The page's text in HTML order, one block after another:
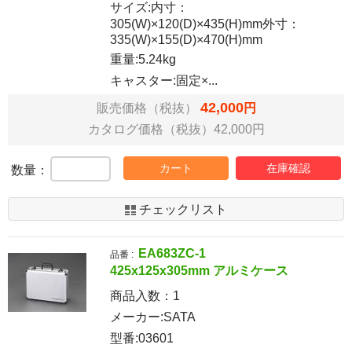
サイズ:内寸：
305(W)×120(D)×435(H)mm外寸：
335(W)×155(D)×470(H)mm
重量:5.24kg
キャスター:固定×...
販売価格（税抜） 42,000円
カタログ価格（税抜）42,000円
数量： カート 在庫確認
チェックリスト
品番 :
EA683ZC-1
425x125x305mm アルミケース
商品入数： 1
メーカー:SATA
型番:03601